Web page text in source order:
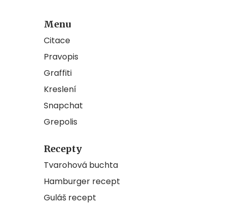
Menu
Citace
Pravopis
Graffiti
Kreslení
Snapchat
Grepolis
Recepty
Tvarohová buchta
Hamburger recept
Guláš recept